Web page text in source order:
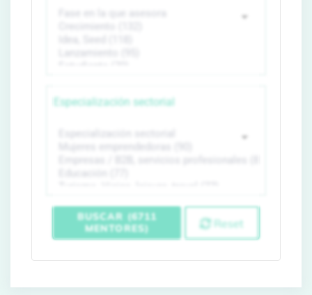
Especialización sectorial
BUSCAR (6711
MENTORES)
Reset